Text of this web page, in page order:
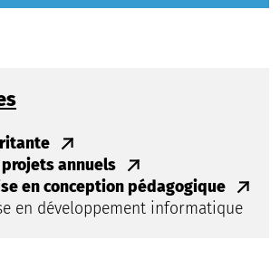
annuels
en conception pédagogique
en développement informatique